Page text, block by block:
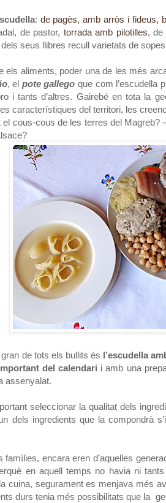
: de pagès, amb arròs i fideus,
de pastor, torrada amb pilotilles, de
seus llibres recull varietats de
els aliments, poder una de les més
, el pote gallego que com l’escudella
i tants d’altres. Gairebé en tota la
característiques del territori, les
el cous-cous de les terres del
de tots els bullits és l’escudella
del calendari i amb una
assenyalat.
seleccionar la qualitat dels
dels ingredients que la compondrà
encara eren d’aquelles
en aquell temps no havia ni
cuina, segurament es menjava més
durs tenia més possibilitats que la